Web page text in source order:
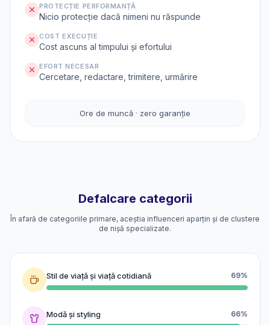
PROTECȚIE PERFORMANȚĂ
Nicio protecție dacă nimeni nu răspunde
COST EXECUȚIE
Cost ascuns al timpului și efortului
EFORT NECESAR
Cercetare, redactare, trimitere, urmărire
Ore de muncă · zero garanție
Defalcare categorii
În afară de categoriile primare, aceștia influenceri aparțin și de clustere
de nișă specializate.
Stil de viață și viață cotidiană 69%
Modă și styling 66%